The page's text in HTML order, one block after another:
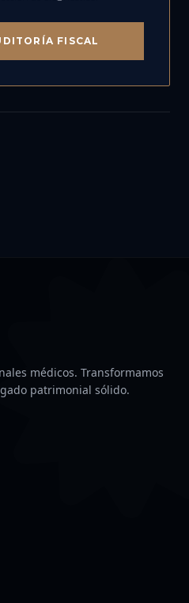
FISCAL
médicos. Transformamos
patrimonial sólido.